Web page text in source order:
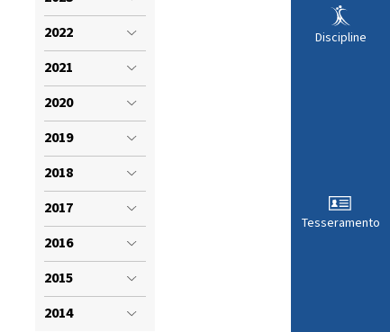
Discipline
Tesseramento
2022
2021
2020
2019
2018
2017
2016
2015
2014